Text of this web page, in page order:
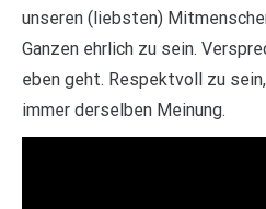
unseren (liebsten)
Ganzen ehrlich zu sein.
eben geht. Respektvoll zu
immer derselben Meinung.